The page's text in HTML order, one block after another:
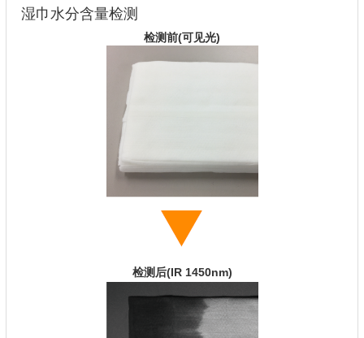
湿巾水分含量检测
检测前(可见光)
检测后(IR 1450nm)